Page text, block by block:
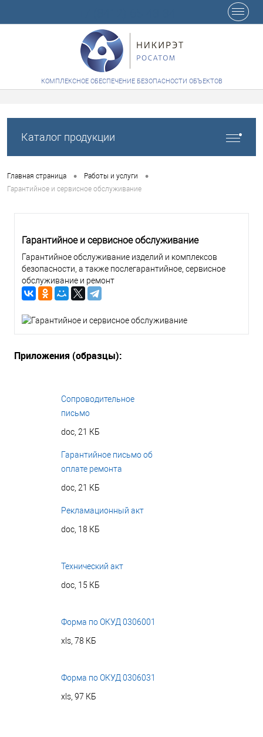
КОМПЛЕКСНОЕ ОБЕСПЕЧЕНИЕ БЕЗОПАСНОСТИ ОБЪЕКТОВ
Каталог продукции
Главная страница • Работы и услуги •
Гарантийное и сервисное обслуживание
Гарантийное и сервисное обслуживание
Гарантийное обслуживание изделий и комплексов
безопасности, а также послегарантийное, сервисное
обслуживание и ремонт
Приложения (образцы):
Сопроводительное
письмо
doc, 21 КБ
Гарантийное письмо об
оплате ремонта
doc, 21 КБ
Рекламационный акт
doc, 18 КБ
Технический акт
doc, 15 КБ
Форма по ОКУД 0306001
xls, 78 КБ
Форма по ОКУД 0306031
xls, 97 КБ